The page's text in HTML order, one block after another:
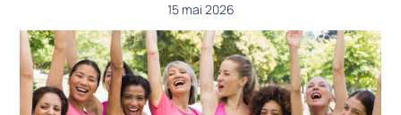
15 mai 2026